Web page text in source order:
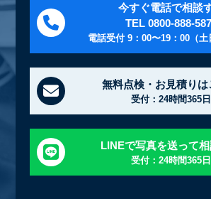
今すぐ電話で相談
TEL 0800-888-
電話受付 9：00〜19：00（土
無料点検・お見積りは
受付：24時間365日
LINEで写真を送って
受付：24時間365日